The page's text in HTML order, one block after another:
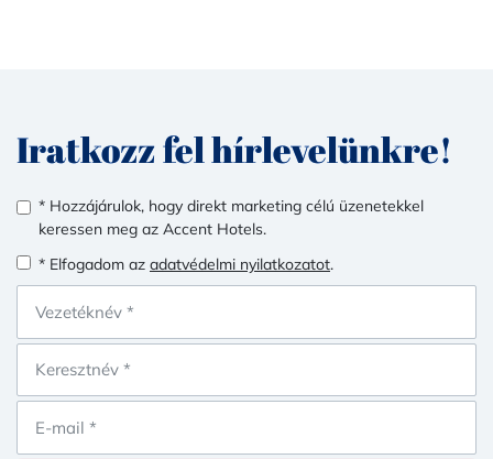
Iratkozz fel hírlevelünkre!
* Hozzájárulok, hogy direkt marketing célú üzenetekkel
keressen meg az Accent Hotels.
* Elfogadom az adatvédelmi nyilatkozatot.